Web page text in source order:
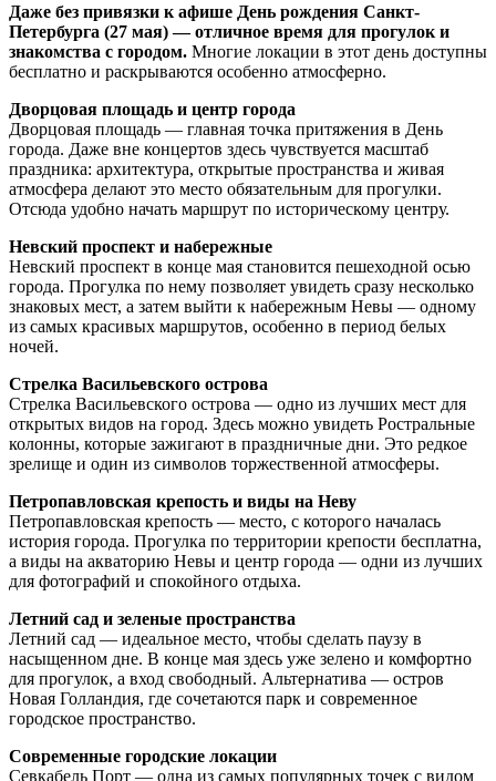
Даже без привязки к афише День рождения Санкт-
Петербурга (27 мая) — отличное время для прогулок и
знакомства с городом. Многие локации в этот день доступны
бесплатно и раскрываются особенно атмосферно.
Дворцовая площадь и центр города
Дворцовая площадь — главная точка притяжения в День
города. Даже вне концертов здесь чувствуется масштаб
праздника: архитектура, открытые пространства и живая
атмосфера делают это место обязательным для прогулки.
Отсюда удобно начать маршрут по историческому центру.
Невский проспект и набережные
Невский проспект в конце мая становится пешеходной осью
города. Прогулка по нему позволяет увидеть сразу несколько
знаковых мест, а затем выйти к набережным Невы — одному
из самых красивых маршрутов, особенно в период белых
ночей.
Стрелка Васильевского острова
Стрелка Васильевского острова — одно из лучших мест для
открытых видов на город. Здесь можно увидеть Ростральные
колонны, которые зажигают в праздничные дни. Это редкое
зрелище и один из символов торжественной атмосферы.
Петропавловская крепость и виды на Неву
Петропавловская крепость — место, с которого началась
история города. Прогулка по территории крепости бесплатна,
а виды на акваторию Невы и центр города — одни из лучших
для фотографий и спокойного отдыха.
Летний сад и зеленые пространства
Летний сад — идеальное место, чтобы сделать паузу в
насыщенном дне. В конце мая здесь уже зелено и комфортно
для прогулок, а вход свободный. Альтернатива — остров
Новая Голландия, где сочетаются парк и современное
городское пространство.
Современные городские локации
Севкабель Порт — одна из самых популярных точек с видом